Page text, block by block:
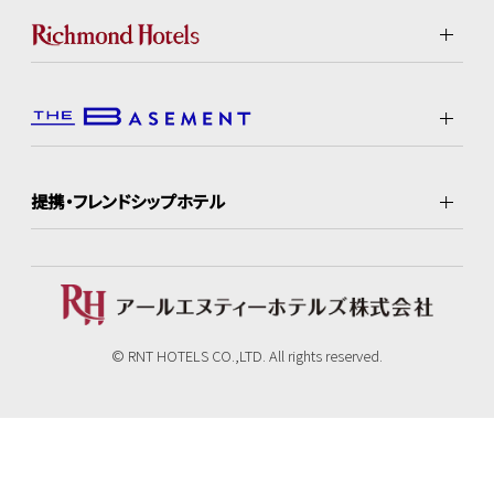
提携・フレンドシップホテル
© RNT HOTELS CO.,LTD. All rights reserved.